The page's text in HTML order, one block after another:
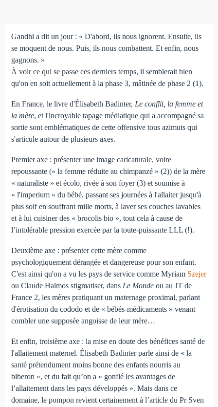
Gandhi a dit un jour : « D'abord, ils nous ignorent. Ensuite, ils
se moquent de nous. Puis, ils nous combattent. Et enfin, nous
gagnons. »
À voir ce qui se passe ces derniers temps, il semblerait bien
qu'on en soit actuellement à la phase 3, mâtinée de phase 2 (1).
En France, le livre d'Élisabeth Badinter, Le conflit, la femme et
la mère, et l'incroyable tapage médiatique qui a accompagné sa
sortie sont emblématiques de cette offensive tous azimuts qui
s'articule autour de plusieurs axes.
Premier axe : présenter une image caricaturale, voire
repoussante (« la femme réduite au chimpanzé » (2)) de la mère
« naturaliste » et écolo, rivée à son foyer (3) et soumise à
« l'imperium » du bébé, passant ses journées à l'allaiter jusqu'à
plus soif en souffrant mille morts, à laver ses couches lavables
et à lui cuisiner des « brocolis bio », tout cela à cause de
l’intolérable pression exercée par la toute-puissante LLL (!).
Deuxième axe : présenter cette mère comme
psychologiquement dérangée et dangereuse pour son enfant.
C'est ainsi qu'on a vu les psys de service comme Myriam Szejer
ou Claude Halmos stigmatiser, dans Le Mondeou au JT de
France 2, les mères pratiquant un maternage proximal, parlant
d'érotisation du cododo et de « bébés-médicaments » venant
combler une supposée angoisse de leur mère…
Et enfin, troisième axe : la mise en doute des bénéfices santé de
l'allaitement maternel. Élisabeth Badinter parle ainsi de « la
santé prétendument moins bonne des enfants nourris au
biberon », et du fait qu’on a « gonflé les avantages de
l’allaitement dans les pays développés ». Mais dans ce
domaine, le pompon revient certainement à l’article du Pr Sven